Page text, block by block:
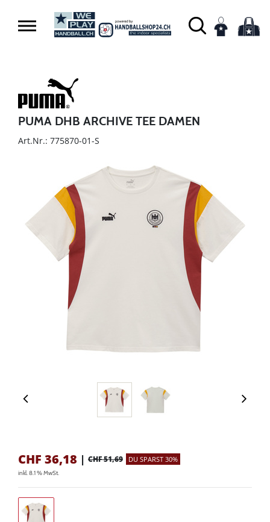
PUMA DHB ARCHIVE TEE DAMEN
Art.Nr.: 775870-01-S
CHF 36,18 | CHF 51,69 DU SPARST 30%
inkl. 8.1 % MwSt.